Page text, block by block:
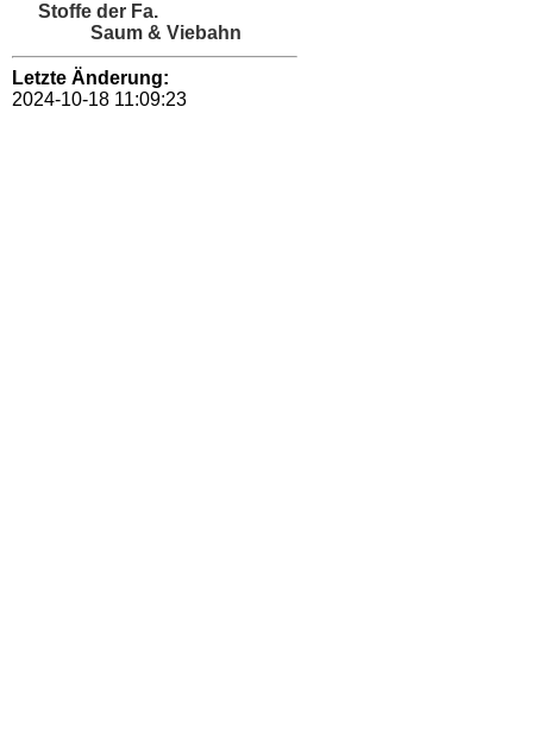
Stoffe der Fa.
Saum & Viebahn
Letzte Änderung:
2024-10-18 11:09:23